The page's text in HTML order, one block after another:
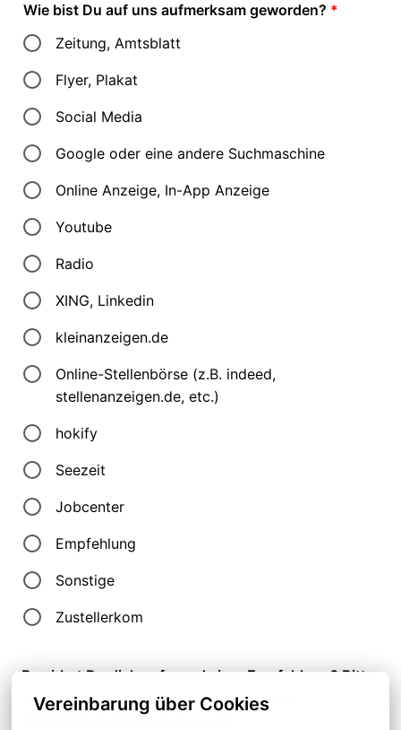
Vereinbarung über Cookies
Wie bist Du auf uns aufmerksam geworden? *
Zeitung, Amtsblatt
Flyer, Plakat
Social Media
Google oder eine andere Suchmaschine
Online Anzeige, In-App Anzeige
Youtube
Radio
XING, Linkedin
kleinanzeigen.de
Online-Stellenbörse (z.B. indeed,
stellenanzeigen.de, etc.)
hokify
Seezeit
Jobcenter
Empfehlung
Sonstige
Zustellerkom
Bewirbst Du dich aufgrund einer Empfehlung? Bitte
trage hier den Vor- und Nachnamen des
empfehlenden Mitarbeiters ein.